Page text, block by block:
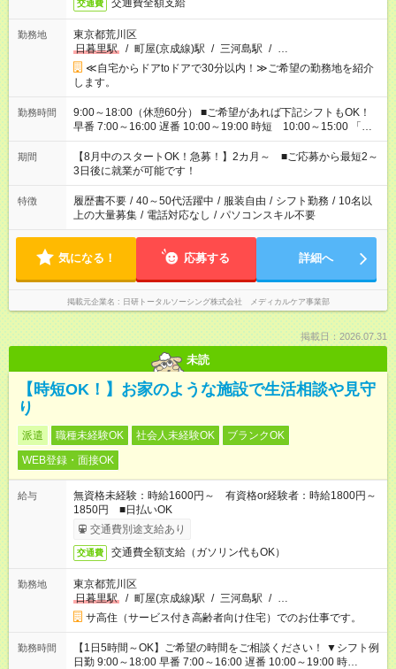
交通費 交通費全額支給
勤務地
東京都荒川区
日暮里駅
/ 町屋(京成線)駅 / 三河島駅 / …
≪自宅からドアtoドアで30分以内！≫ご希望の勤務地を紹介
します。
勤務時間
9:00～18:00（休憩60分） ■ご希望があれば下記シフトもOK！
早番 7:00～16:00 遅番 10:00～19:00 時短 10:00～15:00 「家
族と休みを合わせたい」 「余裕を持って夕飯の準備がしたい」
「できれば残業はしたくない」 など、ご希望を教えてください
ね。 ※Wワーク希望の方へ 今ご覧のお仕事で希望する勤務時間
と、もう1つのお仕事の勤務時間。 合計で週40時間を超える場
合は応募できません。
期間
【8月中のスタートOK！急募！】2カ月～ ■ご応募から最短2～
3日後に就業が可能です！
特徴 履歴書不要 / 40～50代活躍中 / 服装自由 / シフト勤務 / 10名以
上の大量募集 / 電話対応なし / パソコンスキル不要
気になる！ 応募する 詳細へ
掲載元企業名 日研トータルソーシング株式会社 メディカルケア事業部
掲載日：2026.07.31
未読
【時短OK！】お家のような施設で生活相談や見守
り
派遣 職種未経験OK 社会人未経験OK
ブランクOK
WEB登録・面接OK
給与
無資格未経験：時給1600円～ 有資格or経験者：時給1800円～
1850円 ■日払いOK
交通費別途支給あり
交通費 交通費全額支給（ガソリン代もOK）
勤務地
東京都荒川区
日暮里駅
/ 町屋(京成線)駅 / 三河島駅 / …
サ高住（サービス付き高齢者向け住宅）でのお仕事です。
勤務時間
【1日5時間～OK】ご希望の時間をご相談ください！ ▼シフト例
日勤 9:00～18:00 早番 7:00～16:00 遅番 10:00～19:00 時